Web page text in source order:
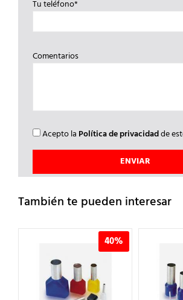
Tu teléfono*
Comentarios
Acepto la Política de privacidadde
También te pueden interesar
40%